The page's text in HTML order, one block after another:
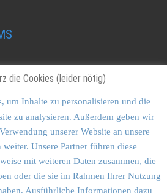
die Cookies (leider nötig)
um Inhalte zu personalisieren und die
zu analysieren. Außerdem geben wir
unserer Website an unsere
Unsere Partner führen diese
mit weiteren Daten zusammen, die
oder die sie im Rahmen Ihrer Nutzung
Ausführliche Informationen dazu